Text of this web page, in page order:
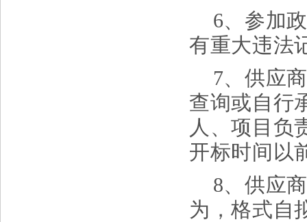
6、参加
有重大违法
7、供应
查询或自行
人、项目负
开标时间以
8、供应
为，格式自